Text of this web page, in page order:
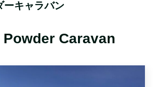
ーキャラバン
Caravan